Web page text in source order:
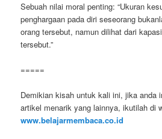
Sebuah nilai moral penting: “Ukuran
penghargaan pada diri seseorang
orang tersebut, namun dilihat dari
tersebut.”
=====
Demikian kisah untuk kali ini, jika anda
artikel menarik yang lainnya, ikutilah di
www.belajarmembaca.co.id